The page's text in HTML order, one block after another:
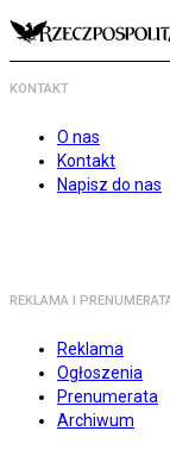
KONTAKT
O nas
Kontakt
Napisz do nas
REKLAMA I
Reklama
Ogłoszenia
Prenumerata
Archiwum